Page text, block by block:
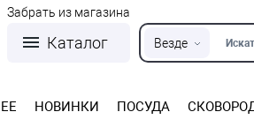
Каталог Везде
Забрать из магазина
НОВИНКИ ПОСУДА